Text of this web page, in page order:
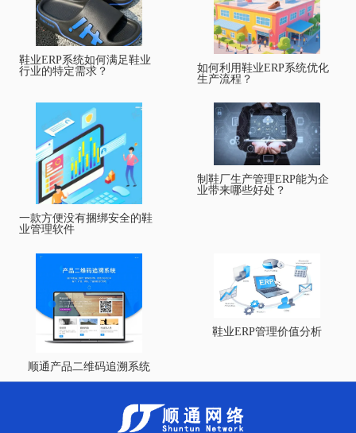
鞋业ERP系统如何满足鞋业
行业的特定需求？
如何利用鞋业ERP系统优化
生产流程？
一款方便没有捆绑安全的鞋
业管理软件
制鞋厂生产管理ERP能为企
业带来哪些好处？
顺通产品二维码追溯系统
鞋业ERP管理价值分析